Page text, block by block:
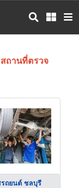
สถานที่ตรวจ
ถยนต์ ชลบุรี